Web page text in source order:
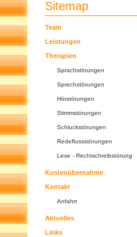
Sitemap
Team
Leistungen
Therapien
Sprachstörungen
Sprechstörungen
Hörstörungen
Stimmstörungen
Schluckstörungen
Redeflussstörungen
Lese - Rechtschreibstörung
Kostenübernahme
Kontakt
Anfahrt
Aktuelles
Links